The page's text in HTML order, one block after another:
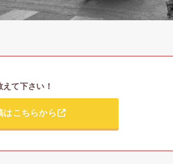
て下さい！
はこちらから